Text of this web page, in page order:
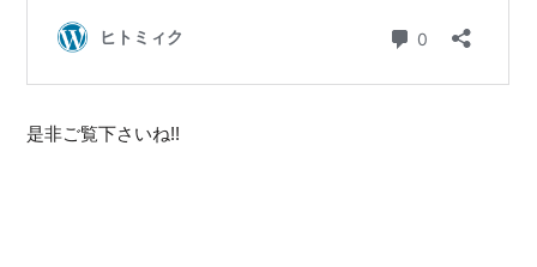
是非ご覧下さいね!!